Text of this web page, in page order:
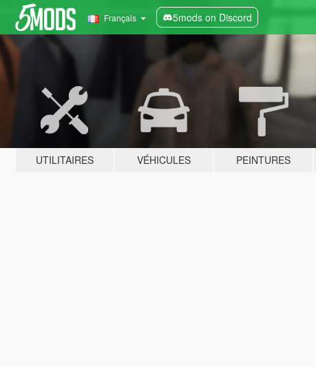
Français 5mods on Discord
UTILITAIRES VÉHICULES PEINTURES